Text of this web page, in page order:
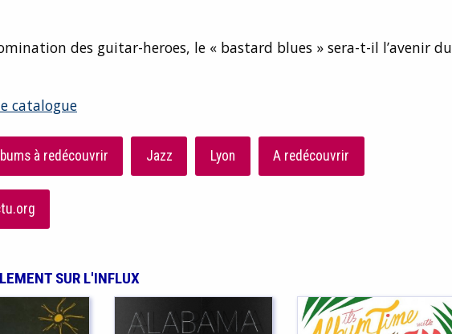
des guitar-heroes, le « bastard blues » sera-t-il l’avenir du
catalogue
à redécouvrir Jazz Lyon A redécouvrir
SUR L'INFLUX